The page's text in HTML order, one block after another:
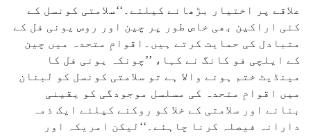
علاقے پر اختیار بڑھانے کیلئے۔‘‘سلامتی کونسل کے
کئی اراکین بھی خاص طور پر چین اور روس یونی فل کے
متبادل کی حمایت کرتے ہیں۔اقوامِ متحدہ میں چین
کے ایلچی فو کانگ نے کہا، ’’چونکہ یونی فل کا
مینڈیٹ ختم ہونے والا ہے تو سلامتی کونسل کو لبنان
میں اقوامِ متحدہ کی مسلسل موجودگی کو یقینی
بنانے اور سلامتی کے خلا کو روکنے کیلئے ایک ذمہ
دارانہ فیصلہ کرنا چاہئے۔‘‘لیکن امریکہ اور